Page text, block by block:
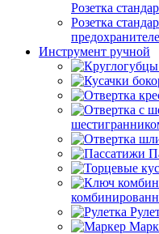
Розетка
Розетка
Инструмент ручной